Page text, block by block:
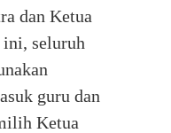
dan Ketua
seluruh
guru dan
Ketua